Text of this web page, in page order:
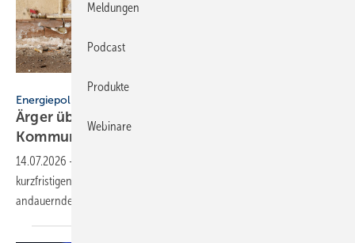
Energiepolitik
Ärger über För­der­stopp und po­li­ti­sche
Kom­mu­ni­ka­ti­on
14.07.2026 -
kurzfristigen Änderungen bei der Heizungsförderung und das
andauernde Chaos um das neue
Meldungen
Podcast
Produkte
Webinare